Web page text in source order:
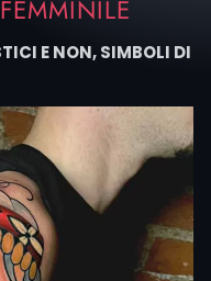
E NON, SIMBOLI DI